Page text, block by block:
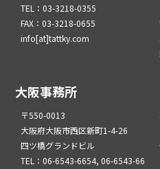
TEL：03-3218-0355
FAX：03-3218-0655
info[at]tattky.com
大阪事務所
〒550-0013
大阪府大阪市西区新町1-4-26
四ツ橋グランドビル
TEL：06-6543-6654, 06-6543-66